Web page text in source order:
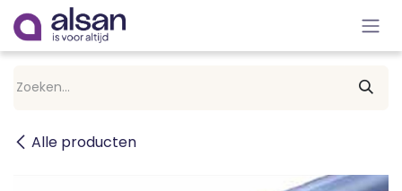
Overslaan naar inhoud
Alle producten